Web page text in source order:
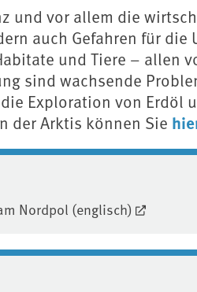
und vor allem die
auch Gefahren für
und Tiere – allen
sind wachsende
Exploration von Erdöl
der Arktis können Sie
Nordpol (englisch)